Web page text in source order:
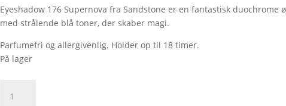
Eyeshadow 176 Supernova fra Sandstone er en fantastisk
med strålende blå toner, der skaber magi.
Parfumefri og allergivenlig. Holder op til 18 timer.
På lager
176